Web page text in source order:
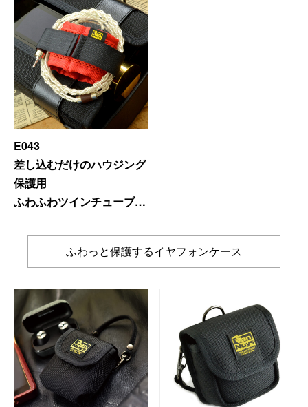
ケーブル固定用ストッパー
付き)
E043
差し込むだけのハウジング
保護用
ふわふわツインチューブケ
(セパレートタイプのケー
ブルストッパー付き)
ふわっと保護するイヤフォンケース